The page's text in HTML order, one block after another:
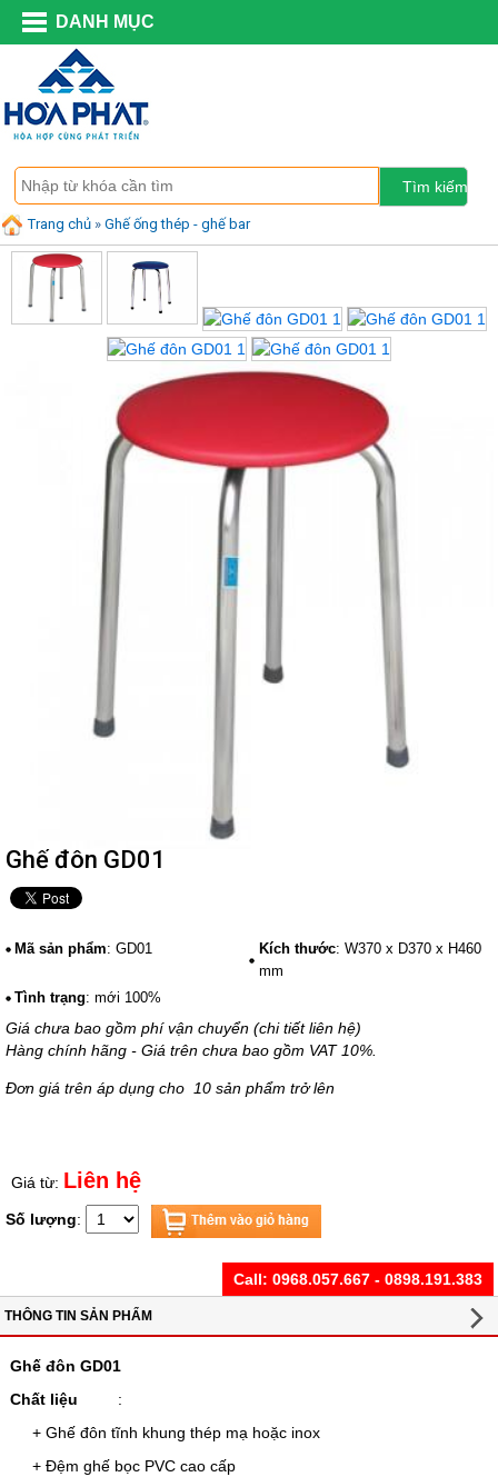
DANH MỤC
Trang chủ » Ghế ống thép - ghế bar
Ghế đôn GD01
Mã sản phẩm: GD01 Kích thước: W370 x D370 x H460
mm
Tình trạng: mới 100%
Giá chưa bao gồm phí vận chuyển (chi tiết liên hệ)
Hàng chính hãng - Giá trên chưa bao gồm VAT 10%.
Đơn giá trên áp dụng cho 10 sản phẩm trở lên
Giá từ: Liên hệ
Số lượng:
Call: 0968.057.667 - 0898.191.383
THÔNG TIN SẢN PHẨM
Ghế đôn GD01
Chất liệu
:
+ Ghế đôn tĩnh khung thép mạ hoặc inox
+ Đệm ghế bọc PVC cao cấp